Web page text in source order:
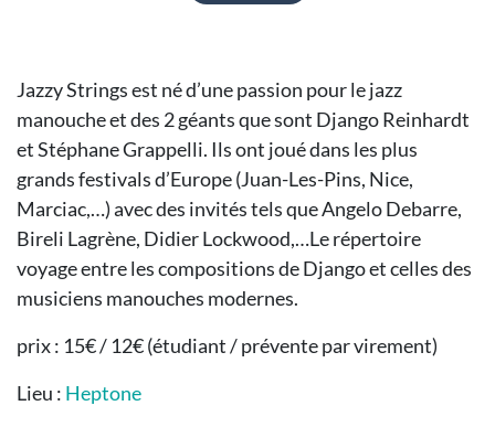
Jazzy Strings est né d’une passion pour le jazz
manouche et des 2 géants que sont Django Reinhardt
et Stéphane Grappelli. Ils ont joué dans les plus
grands festivals d’Europe (Juan-Les-Pins, Nice,
Marciac,…) avec des invités tels que Angelo Debarre,
Bireli Lagrène, Didier Lockwood,…Le répertoire
voyage entre les compositions de Django et celles des
musiciens manouches modernes.
prix : 15€ / 12€ (étudiant / prévente par virement)
Lieu : Heptone